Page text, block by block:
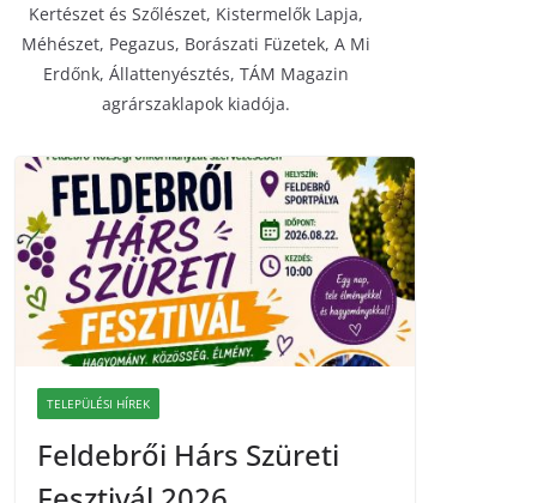
Kertészet és Szőlészet, Kistermelők Lapja,
Méhészet, Pegazus, Borászati Füzetek, A Mi
Erdőnk, Állattenyésztés, TÁM Magazin
agrárszaklapok kiadója.
TELEPÜLÉSI HÍREK
Feldebrői Hárs Szüreti